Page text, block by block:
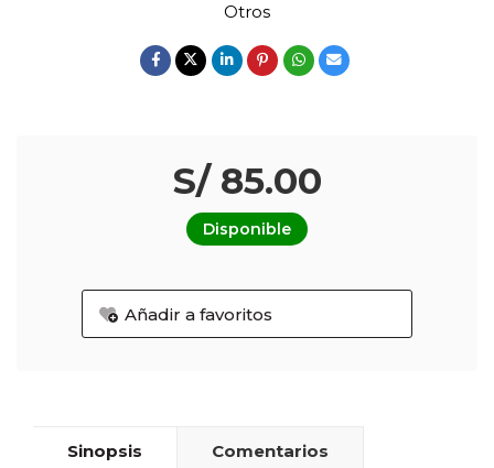
Otros
S/ 85.00
Disponible
Añadir a favoritos
Sinopsis Comentarios